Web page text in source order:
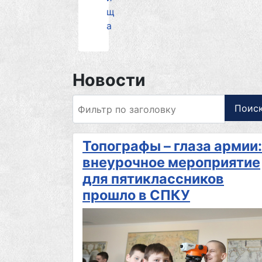
щ
а
Новости
Топографы – глаза армии:
внеурочное мероприятие
для пятиклассников
прошло в СПКУ